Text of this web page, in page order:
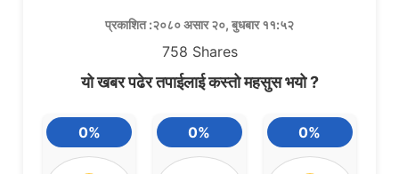
प्रकाशित :२०८० असार २०, बुधबार ११:५२
758 Shares
यो खबर पढेर तपाईलाई कस्तो महसुस भयो ?
0% 0% 0%